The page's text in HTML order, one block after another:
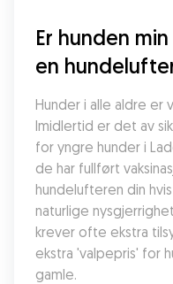
Er hunden
en
Hunder i alle aldre er
Imidlertid er det av
for yngre hunder i
de har fullført
hundelufteren din
naturlige
krever ofte ekstra
ekstra 'valpepris' for
gamle.